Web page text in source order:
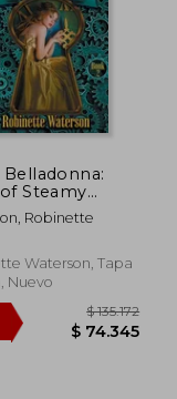
Steamy
Romance 2
Robinette
Waterson, Tapa
Nuevo